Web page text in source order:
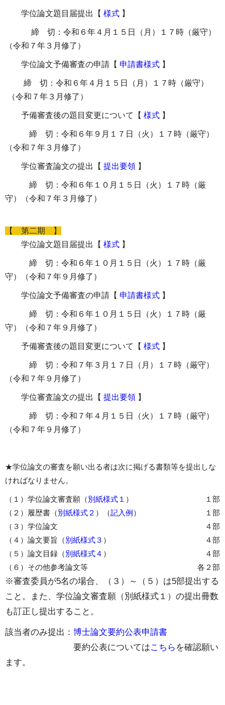
学位論文題目届提出 【 様式 】
締 切：令和６年４月１５日（月）１７時（厳守）
（令和７年３月修了）
学位論文予備審査の申請 【 申請書様式 】
締 切：令和６年４月１５日（月）１７時（厳守）
（令和７年３月修了）
予備審査後の題目変更について 【 様式 】
締 切：令和６年９月１７日（火）１７時（厳守）
（令和７年３月修了）
学位審査論文の提出 【 提出要領 】
締 切：令和６年１０月１５日（火）１７時（厳
守）（令和７年３月修了）
【 第二期 】
学位論文題目届提出【 様式 】
締 切：令和６年１０月１５日（火）１７時（厳
守）（令和７年９月修了）
学位論文予備審査の申請【 申請書様式 】
締 切：令和６年１０月１５日（火）１７時（厳
守）（令和７年９月修了）
予備審査後の題目変更について【 様式 】
締 切：令和７年３月１７日（月）１７時（厳守）
（令和７年９月修了）
学位審査論文の提出【 提出要領 】
締 切：令和７年４月１５日（火）１７時（厳守）
（令和７年９月修了）
★学位論文の審査を願い出る者は次に掲げる書類等を提出しな
ければなりません。
（１）学位論文審査願（別紙様式１ ）
１部
（２）履歴書（別紙様式２ ）（記入例）
１部
（３）学位論文
４部
（４）論文要旨（別紙様式３ ）
４部
（５）論文目録（別紙様式４ ）
４部
（６）その他参考論文等
各２部
※審査委員が5名の場合、（３）～（５）は5部提出する
こと。また、学位論文審査願（別紙様式１）の提出冊数
も訂正し提出すること。
該当者のみ提出： 博士論文要約公表申請書
要約公表についてはこちら を確認願い
ます。